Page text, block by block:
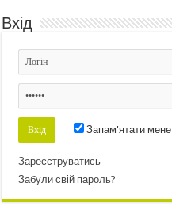
Вхід
Запам'ятати мене
Зареєструватись
Забули свій пароль?